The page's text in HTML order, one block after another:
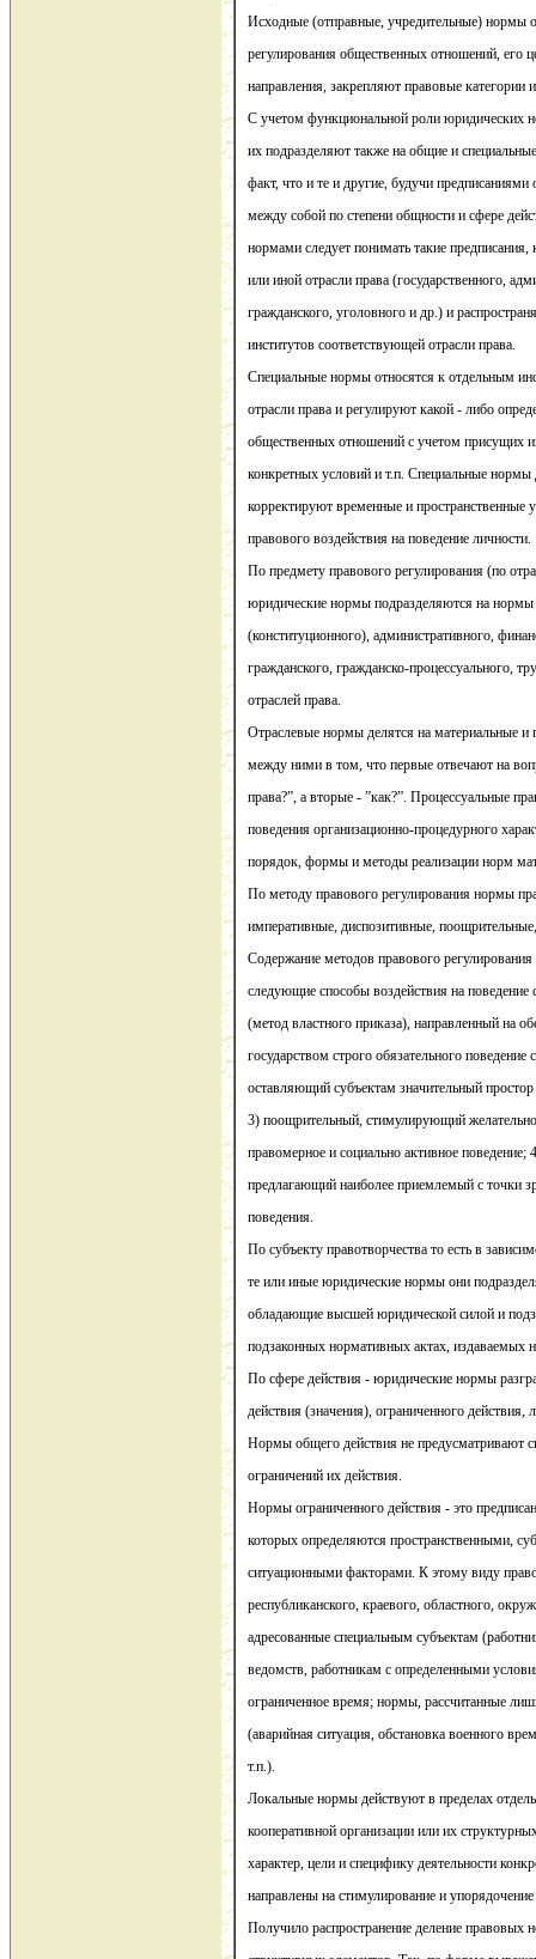
Исходные (отправные, учредительные) нормы
регулирования общественных отношений, его
направления, закрепляют правовые категории
С учетом функциональной роли юридических
их подразделяют также на общие и
факт, что и те и другие, будучи предписаниями
между собой по степени общности и сфере
нормами следует понимать такие
или иной отрасли права (государственного,
гражданского, уголовного и др.) и
институтов соответствующей отрасли права.
Специальные нормы относятся к отдельным
отрасли права и регулируют какой - либо
общественных отношений с учетом присущих
конкретных условий и т.п. Специальные
корректируют временные и пространственные
правового воздействия на поведение личности.
По предмету правового регулирования (по
юридические нормы подразделяются на нормы
(конституционного), административного,
гражданского, гражданско-процессуального,
отраслей права.
Отраслевые нормы делятся на материальные и
между ними в том, что первые отвечают на
права?”, а вторые - ”как?”. Процессуальные
поведения организационно-процедурного
порядок, формы и методы реализации норм
По методу правового регулирования нормы
императивные, диспозитивные,
Содержание методов правового
следующие способы воздействия на
(метод властного приказа), направленный на
государством строго обязательного
оставляющий субъектам значительный
3) поощрительный, стимулирующий
правомерное и социально активное поведение;
предлагающий наиболее приемлемый с точки
поведения.
По субъекту правотворчества то есть в
те или иные юридические нормы они
обладающие высшей юридической силой и
подзаконных нормативных актах, издаваемых
По сфере действия - юридические нормы
действия (значения), ограниченного действия,
Нормы общего действия не предусматривают
ограничений их действия.
Нормы ограниченного действия - это
которых определяются пространственными,
ситуационными факторами. К этому виду
республиканского, краевого, областного,
адресованные специальным субъектам
ведомств, работникам с определенными
ограниченное время; нормы, рассчитанные
(аварийная ситуация, обстановка военного
т.п.).
Локальные нормы действуют в пределах
кооперативной организации или их
характер, цели и специфику деятельности
направлены на стимулирование и упорядочение
Получило распространение деление правовых